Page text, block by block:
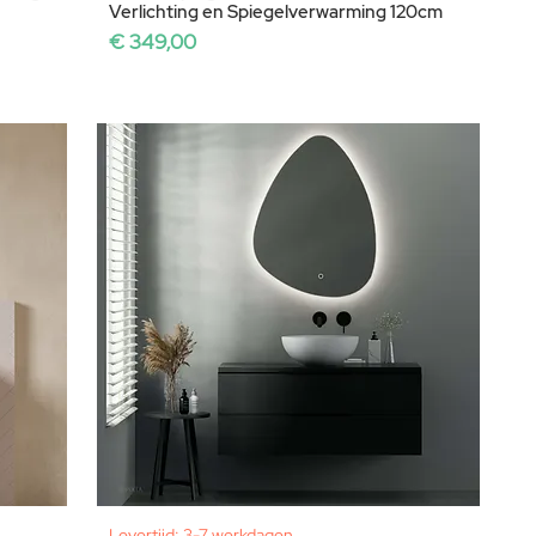
Verlichting en Spiegelverwarming 120cm
Prijs
€ 349,00